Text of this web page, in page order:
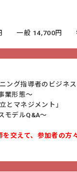
一般 14,700円
ング指導者のビジネス
業形態～
とマネジメント」
モデルQ&A～
交えて、参加者の